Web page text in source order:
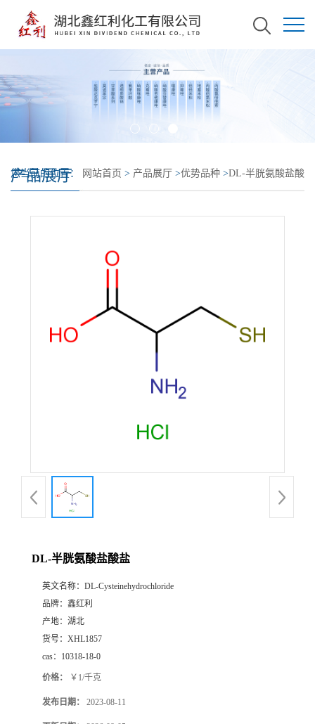
产品展厅
您当前的位置： 网站首页 > 产品展厅 >优势品种 >DL-半胱氨酸盐酸
DL-半胱氨酸盐酸盐
英文名称： DL-Cysteinehydrochloride
品牌： 鑫红利
产地： 湖北
货号： XHL1857
cas： 10318-18-0
价格： ￥1/千克
发布日期： 2023-08-11